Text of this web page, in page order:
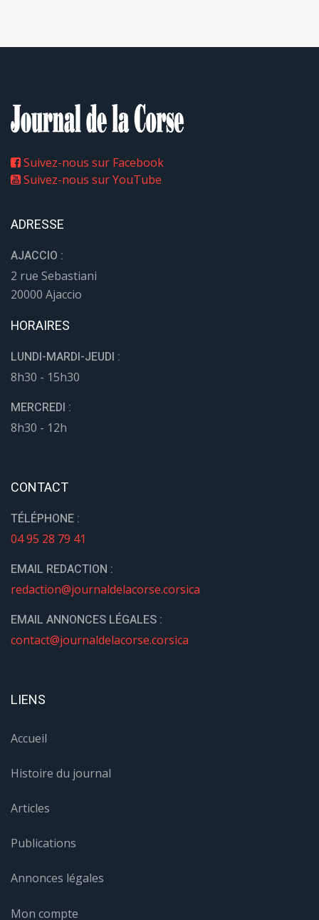
Suivez-nous sur Facebook
Suivez-nous sur YouTube
ADRESSE
AJACCIO :
2 rue Sebastiani
20000 Ajaccio
HORAIRES
LUNDI-MARDI-JEUDI :
8h30 - 15h30
MERCREDI :
8h30 - 12h
CONTACT
TÉLÉPHONE :
04 95 28 79 41
EMAIL REDACTION :
redaction@journaldelacorse.corsica
EMAIL ANNONCES LÉGALES :
contact@journaldelacorse.corsica
LIENS
Accueil
Histoire du journal
Articles
Publications
Annonces légales
Mon compte